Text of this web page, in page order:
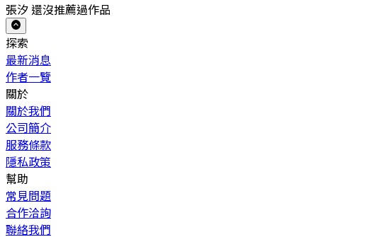
張汐 還沒推薦過作品
探索
最新消息
作者一覽
關於
關於我們
公司簡介
服務條款
隱私政策
幫助
常見問題
合作洽詢
聯絡我們